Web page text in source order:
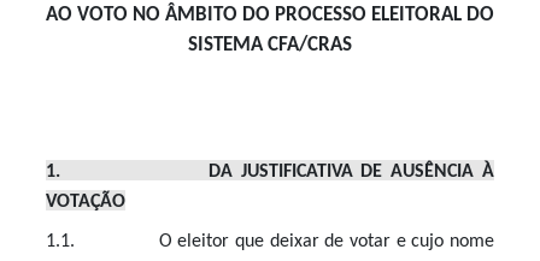
AO VOTO NO ÂMBITO DO PROCESSO ELEITORAL DO
SISTEMA CFA/CRAS
1. DA JUSTIFICATIVA DE AUSÊNCIA À
VOTAÇÃO
1.1. O eleitor que deixar de votar e cujo nome